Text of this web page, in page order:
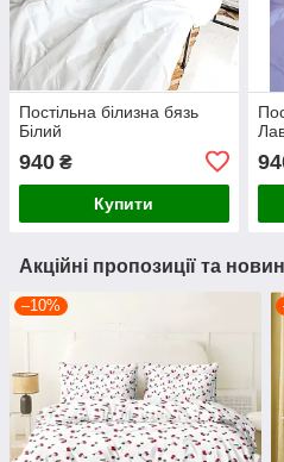
Постільна білизна бязь
Білий
940 ₴
Купити
Акційні пропозиції та
–10%